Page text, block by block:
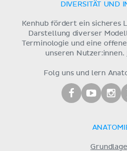
DIVERSITÄT UND
Kenhub fördert ein sicheres
Darstellung diverser
Terminologie und eine
unseren Nutzer:innen.
Folg uns und lern